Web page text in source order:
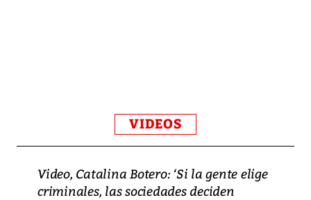
VIDEOS
Video, Catalina Botero: ‘Si la gente elige
criminales, las sociedades deciden